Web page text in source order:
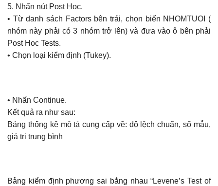
5. Nhấn nút Post Hoc.
• Từ danh sách Factors bên trái, chọn biến NHOMTUOI (
nhóm này phải có 3 nhóm trở lên) và đưa vào ô bên phải
Post Hoc Tests.
• Chọn loại kiểm định (Tukey).
• Nhấn Continue.
Kết quả ra như sau:
Bảng thống kê mô tả cung cấp về: độ lệch chuẩn, số mẫu,
giá trị trung bình
Bảng kiểm định phương sai bằng nhau “Levene’s Test of